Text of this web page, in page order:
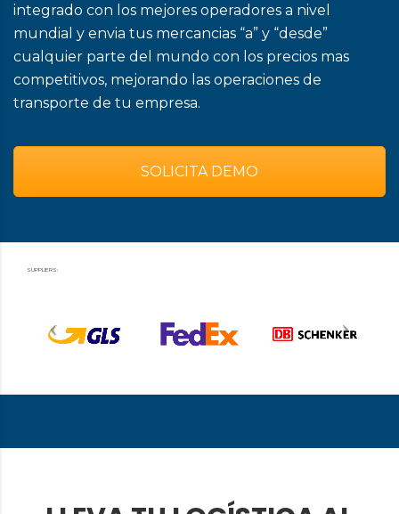
integrado con los mejores operadores a nivel
mundial y envia tus mercancias “a” y “desde”
cualquier parte del mundo con los precios mas
competitivos, mejorando las operaciones de
transporte de tu empresa.
SOLICITA DEMO
SUPPLIERS: